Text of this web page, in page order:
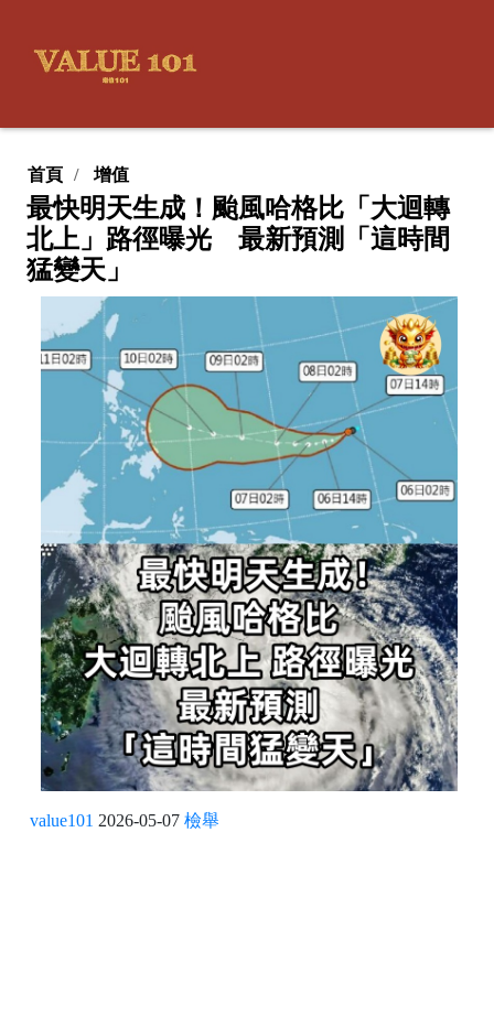
首頁 增值
最快明天生成！颱風哈格比「大迴轉
北上」路徑曝光 最新預測「這時間
猛變天」
value101 2026-05-07 檢舉